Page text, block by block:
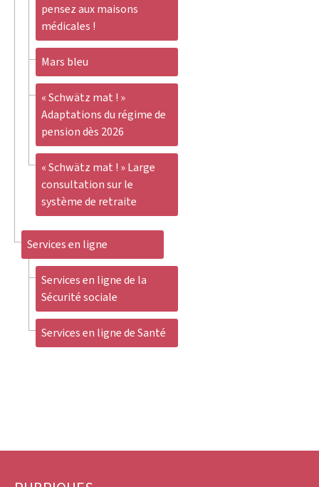
pensez aux maisons
médicales !
Mars bleu
« Schwätz mat ! »
Adaptations du régime de
pension dès 2026
« Schwätz mat ! » Large
consultation sur le
système de retraite
Services en ligne
Services en ligne de la
Sécurité sociale
Services en ligne de Santé